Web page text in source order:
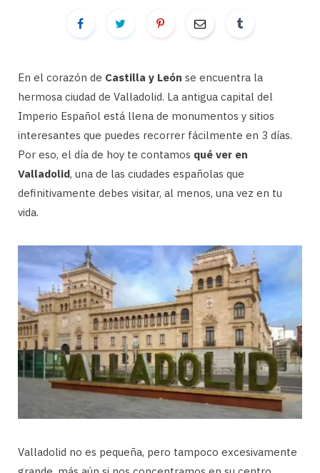
En el corazón de Castilla y León se encuentra la
hermosa ciudad de Valladolid. La antigua capital del
Imperio Español está llena de monumentos y sitios
interesantes que puedes recorrer fácilmente en 3 días.
Por eso, el día de hoy te contamos qué ver en
Valladolid, una de las ciudades españolas que
definitivamente debes visitar, al menos, una vez en tu
vida.
Valladolid no es pequeña, pero tampoco excesivamente